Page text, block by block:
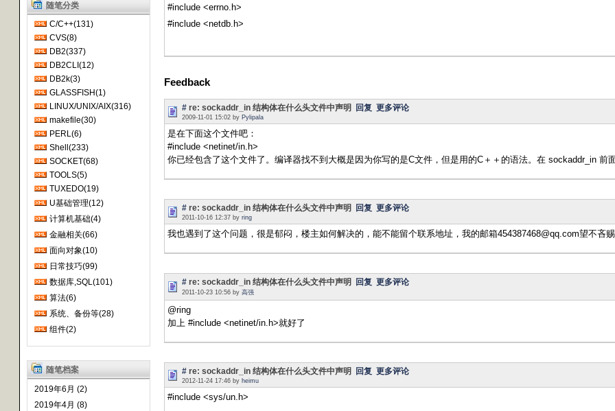
随笔分类
C/C++(131)
CVS(8)
DB2(337)
DB2CLI(12)
DB2k(3)
GLASSFISH(1)
LINUX/UNIX/AIX(316)
makefile(30)
PERL(6)
Shell(233)
SOCKET(68)
TOOLS(5)
TUXEDO(19)
U基础管理(12)
计算机基础(4)
金融相关(66)
面向对象(10)
日常技巧(99)
数据库,SQL(101)
算法(6)
系统、备份等(28)
组件(2)
随笔档案
2019年6月 (2)
2019年4月 (8)
#include <errno.h>
#include <netdb.h>
Feedback
# re: sockaddr_in 结构体在什么头文件中声明 回复 更多评论
2009-11-01 15:02 by Pylipala
是在下面这个文件吧：
#include <netinet/in.h>
你已经包含了这个文件了。编译器找不到大概是因为你写的是C文件，但是用的C＋＋的语法。在 sockaddr_in 前
# re: sockaddr_in 结构体在什么头文件中声明 回复 更多评论
2011-10-16 12:37 by ring
我也遇到了这个问题，很是郁闷，楼主如何解决的，能不能留个联系地址，我的邮箱454387468@qq.com望不吝
# re: sockaddr_in 结构体在什么头文件中声明 回复 更多评论
2011-10-23 10:56 by 高强
@ring
加上 #include <netinet/in.h>就好了
# re: sockaddr_in 结构体在什么头文件中声明 回复 更多评论
2012-11-24 17:46 by heimu
#include <sys/un.h>